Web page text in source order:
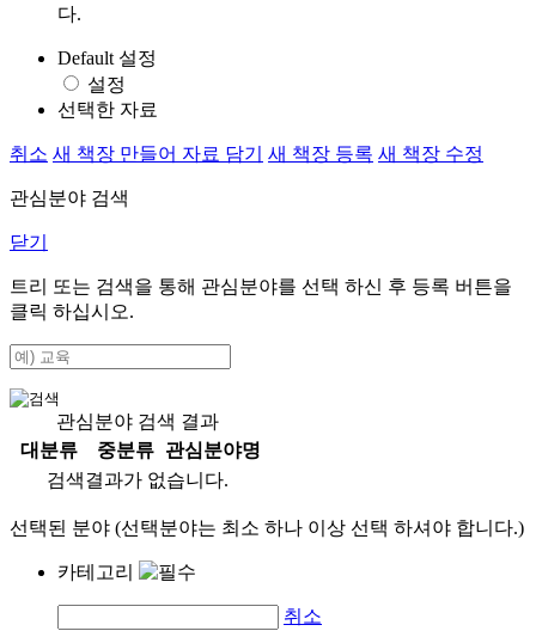
다.
Default 설정
설정
선택한 자료
취소 새 책장 만들어 자료 담기 새 책장 등록 새 책장 수정
관심분야 검색
닫기
트리 또는 검색을 통해 관심분야를 선택 하신 후 등록 버튼을
클릭 하십시오.
관심분야 검색 결과
대분류
중분류
관심분야명
검색결과가 없습니다.
선택된 분야 (선택분야는 최소 하나 이상 선택 하셔야 합니다.)
카테고리
취소